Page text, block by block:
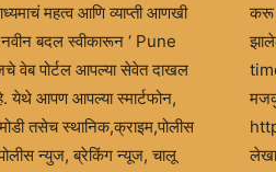
महत्व आणि व्याप्ती आणखी
नवीन बदल स्वीकारून ‘ Pune
वेब पोर्टल आपल्या सेवेत दाखल
आपण आपल्या स्मार्टफोन,
तसेच स्थानिक,क्राइम,पोलीस
न्युज, ब्रेकिंग न्यूज, चालू
करू